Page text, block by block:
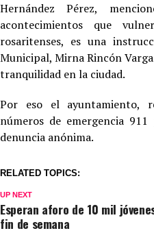
Hernández Pérez,
acontecimientos que
rosaritenses, es una
Municipal, Mirna Rincón
tranquilidad en la ciudad.
Por eso el ayuntamiento,
números de emergencia
denuncia anónima.
RELATED TOPICS:
UP NEXT
Esperan aforo de 10 mil
fin de semana